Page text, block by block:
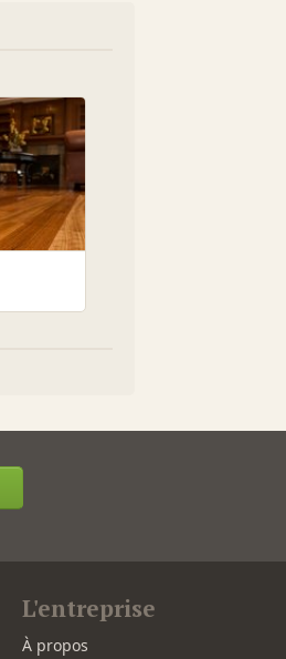
L'entreprise
À propos